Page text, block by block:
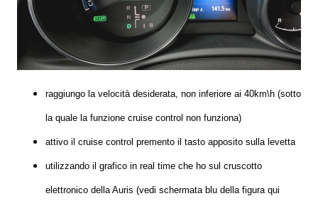
raggiungo la velocità desiderata, non inferiore ai 40km\h (sotto
la quale la funzione cruise control non funziona)
attivo il cruise control premento il tasto apposito sulla levetta
utilizzando il grafico in real time che ho sul cruscotto
elettronico della Auris (vedi schermata blu della figura qui